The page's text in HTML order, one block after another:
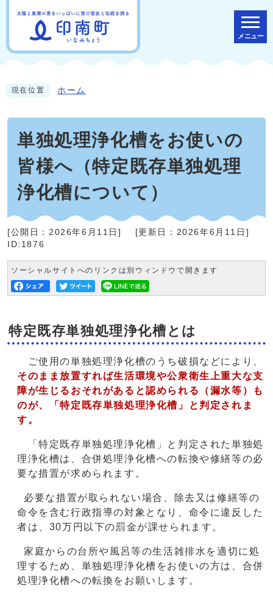
メニュー
現在位置 ホーム
単独処理浄化槽をお使いの
皆様へ（特定既存単独処理
浄化槽について）
[公開日： 2026年6月11日 ] [更新日： 2026年6月11日 ]
ID:1876
ソーシャルサイトへのリンクは別ウィンドウで開きます
特定既存単独処理浄化槽とは
ご使用の単独処理浄化槽のうち破損などにより、
そのまま放置すれば生活環境や公衆衛生上重大な支
障が生じるおそれがあると認められる（漏水等）も
のが、「特定既存単独処理浄化槽」と判定されま
す。
「特定既存単独処理浄化槽」と判定された単独処
理浄化槽は、合併処理浄化槽への転換や修繕等の必
要な措置が求められます。
必要な措置が取られない場合、除去又は修繕等の
命令を含む行政指導の対象となり、命令に違反した
者は、30万円以下の罰金が課せられます。
家庭からの台所や風呂等の生活雑排水を適切に処
理するため、単独処理浄化槽をお使いの方は、合併
処理浄化槽への転換をお願いします。